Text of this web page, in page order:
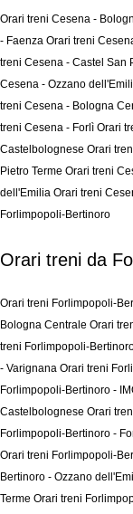
Orari treni Cesena -
- Faenza Orari treni
treni Cesena - Castel San
Cesena - Ozzano
treni Cesena - Bologna
treni Cesena - Forlì Orari
Castelbolognese Orari
Pietro Terme Orari treni
dell'Emilia Orari treni
Forlimpopoli-Bertinoro
Orari treni da
Orari treni Forlimpopoli-
Bologna Centrale Orari
treni Forlimpopoli-
- Varignana Orari treni
Forlimpopoli-Bertinoro -
Castelbolognese Orari
Forlimpopoli-Bertinoro -
Orari treni Forlimpopoli-
Bertinoro - Ozzano
Terme Orari treni